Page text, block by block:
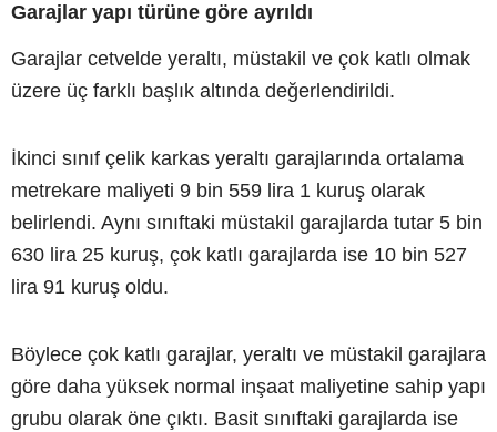
Garajlar yapı türüne göre ayrıldı
Garajlar cetvelde yeraltı, müstakil ve çok katlı olmak
üzere üç farklı başlık altında değerlendirildi.
İkinci sınıf çelik karkas yeraltı garajlarında ortalama
metrekare maliyeti 9 bin 559 lira 1 kuruş olarak
belirlendi. Aynı sınıftaki müstakil garajlarda tutar 5 bin
630 lira 25 kuruş, çok katlı garajlarda ise 10 bin 527
lira 91 kuruş oldu.
Böylece çok katlı garajlar, yeraltı ve müstakil garajlara
göre daha yüksek normal inşaat maliyetine sahip yapı
grubu olarak öne çıktı. Basit sınıftaki garajlarda ise